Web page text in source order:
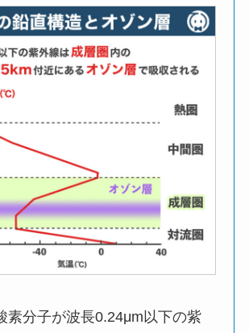
素分子が波長0.24μm以下の紫